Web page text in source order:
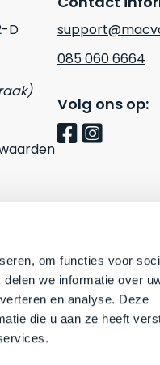
om functies voor
we informatie over
en analyse. Deze
die u aan ze heeft
D
085 060 6664
Volg ons op: